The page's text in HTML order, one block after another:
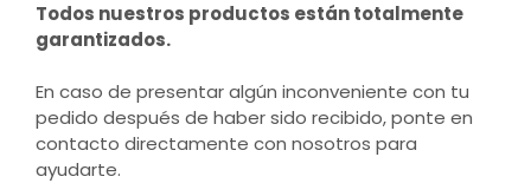
Todos nuestros productos están totalmente
garantizados.
En caso de presentar algún inconveniente con tu
pedido después de haber sido recibido, ponte en
contacto directamente con nosotros para
ayudarte.